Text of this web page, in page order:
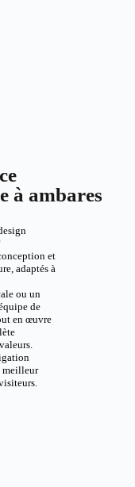
à ambares
et
adaptés à
ou un
de
en œuvre
meilleur